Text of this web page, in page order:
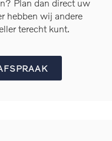
Plan dan direct uw
hebben wij andere
terecht kunt.